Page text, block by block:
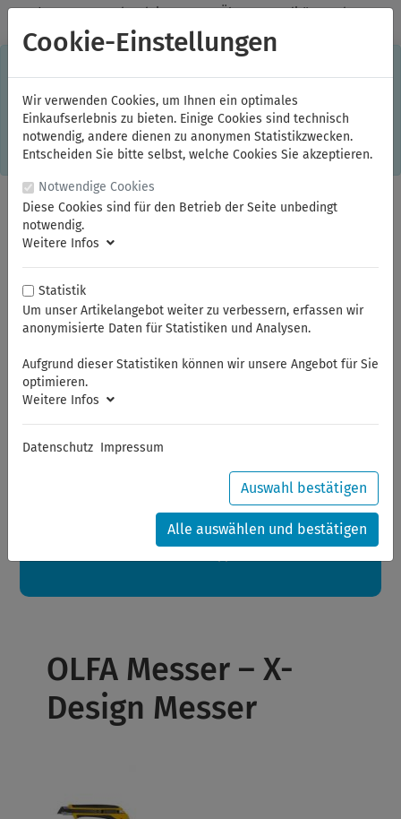
✓Jeden Monat starke Aktionen ✓Über 20 Qualitätsmarken ✓
Kostenlose Lieferung im Inland ab 150,00 Euro Bruttowarenwert
Einkaufserlebnis. Dabei werden beispielsweise die Session-
Informationen oder die Spracheinstellung auf Ihrem Rechner
gespeichert. Ohne Cookies ist der Funktionsumfang des
Online-Shops eingeschränkt. Sind Sie damit nicht
einverstanden, klicken Sie bitte hier.
Sommerferien
Sehr geehrte Kunden,
Ihre Bestellungen in diesem Zeitraum werden ab dem
24.08.2026 verschickt.
Eine schöne Sommerpause
OLFA Messer – X-
Design Messer
Cookie-Einstellungen
Wir verwenden Cookies, um Ihnen ein optimales
Einkaufserlebnis zu bieten. Einige Cookies sind technisch
notwendig, andere dienen zu anonymen Statistikzwecken.
Entscheiden Sie bitte selbst, welche Cookies Sie akzeptieren.
Notwendige Cookies
Diese Cookies sind für den Betrieb der Seite unbedingt
notwendig.
Weitere Infos
Statistik
Um unser Artikelangebot weiter zu verbessern, erfassen wir
anonymisierte Daten für Statistiken und Analysen.
Aufgrund dieser Statistiken können wir unsere Angebot für Sie
optimieren.
Weitere Infos
Datenschutz Impressum
Auswahl bestätigen
Alle auswählen und bestätigen